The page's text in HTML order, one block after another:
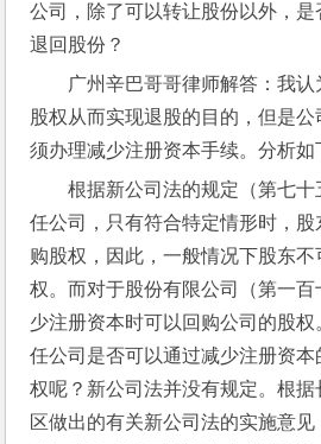
公司，除了可以转让股份以外，
退回股份？
广州辛巴哥哥律师解答：我
股权从而实现退股的目的，但是
须办理减少注册资本手续。分析如
根据新公司法的规定（第七
任公司，只有符合特定情形时，股
购股权，因此，一般情况下股东
权。而对于股份有限公司（第一
少注册资本时可以回购公司的股
任公司是否可以通过减少注册资
权呢？新公司法并没有规定。根
区做出的有关新公司法的实施意